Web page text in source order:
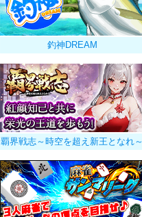
釣神DREAM
覇界戦志～時空を超え新王となれ～